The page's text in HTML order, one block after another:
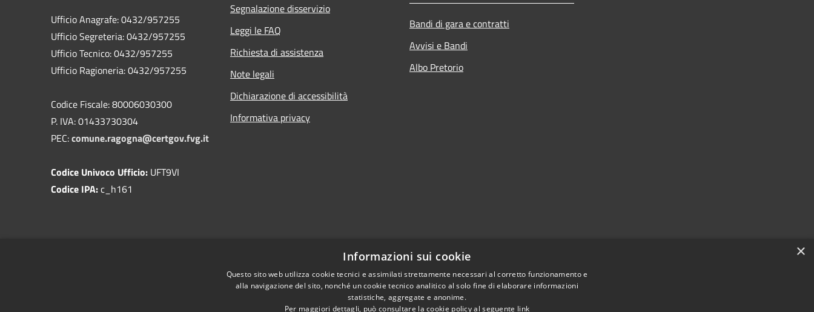
Ufficio Anagrafe: 0432/957255
Ufficio Segreteria: 0432/957255
Ufficio Tecnico: 0432/957255
Ufficio Ragioneria: 0432/957255
Codice Fiscale: 80006030300
P. IVA: 01433730304
PEC:comune.ragogna@certgov.fvg.it
Codice Univoco Ufficio: UFT9VI
Codice IPA:c_h161
Segnalazione disservizio
Leggi le FAQ
Richiesta di assistenza
Note legali
Dichiarazione di accessibilità
Informativa privacy
Bandi di gara e contratti
Avvisi e Bandi
Albo Pretorio
×
Informazioni sui cookie
Questo sito web utilizza cookie tecnici e assimilati strettamente necessari al corretto funzionamento e
alla navigazione del sito, nonché un cookie tecnico analitico al solo fine di elaborare informazioni
statistiche, aggregate e anonime.
Per maggiori dettagli, può consultare la cookie policy al seguente link